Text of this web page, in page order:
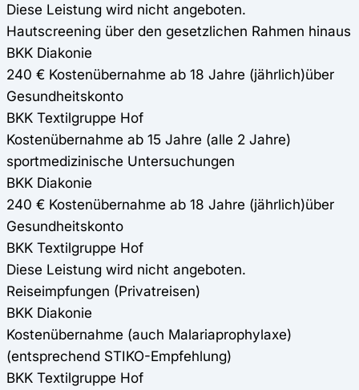
Diese Leistung wird nicht angeboten.
Hautscreening über den gesetzlichen Rahmen hinaus
BKK Diakonie
240 € Kostenübernahme ab 18 Jahre (jährlich)über
Gesundheitskonto
BKK Textilgruppe Hof
Kostenübernahme ab 15 Jahre (alle 2 Jahre)
sportmedizinische Untersuchungen
BKK Diakonie
240 € Kostenübernahme ab 18 Jahre (jährlich)über
Gesundheitskonto
BKK Textilgruppe Hof
Diese Leistung wird nicht angeboten.
Reiseimpfungen (Privatreisen)
BKK Diakonie
Kostenübernahme (auch Malariaprophylaxe)
(entsprechend STIKO-Empfehlung)
BKK Textilgruppe Hof